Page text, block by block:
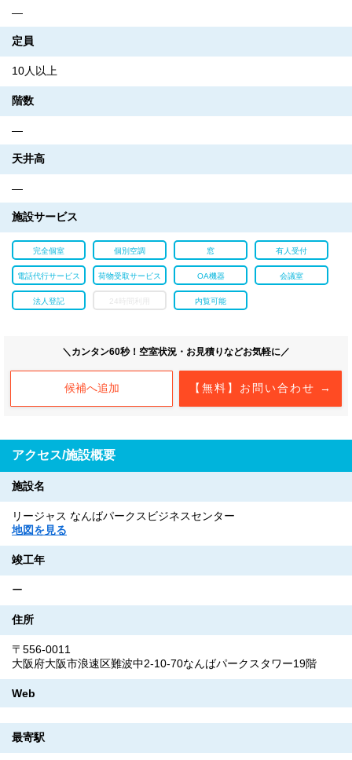
―
定員
10人以上
階数
―
天井高
―
施設サービス
完全個室 個別空調 窓 有人受付
電話代行サービス 荷物受取サービス OA機器 会議室
法人登記 24時間利用 内覧可能
＼カンタン60秒！空室状況・お見積りなどお気軽に／
【無料】お問い合わせ →
候補へ追加
アクセス/施設概要
施設名
リージャス なんばパークスビジネスセンター
地図を見る
竣工年
ー
住所
〒556-0011
大阪府大阪市浪速区難波中2-10-70なんばパークスタワー19階
Web
最寄駅